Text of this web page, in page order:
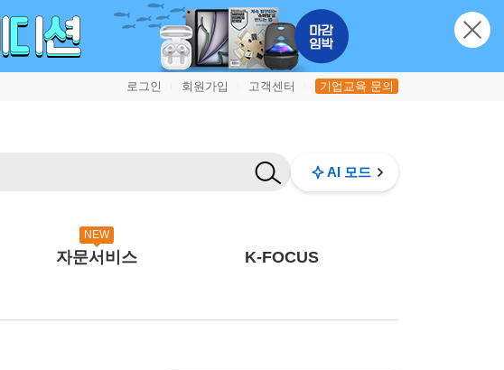
로그인 회원가입 고객센터 기업교육 문의
AI 모드
NEW
자문서비스 K-FOCUS